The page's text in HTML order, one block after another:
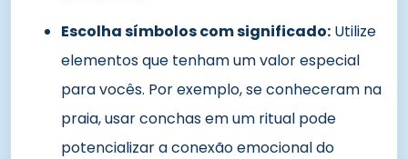
Escolha símbolos com significado: Utilize
elementos que tenham um valor especial
para vocês. Por exemplo, se conheceram na
praia, usar conchas em um ritual pode
potencializar a conexão emocional do